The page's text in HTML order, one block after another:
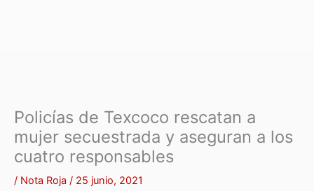
Policías de Texcoco rescatan a
mujer secuestrada y aseguran a los
cuatro responsables
/ Nota Roja / 25 junio, 2021